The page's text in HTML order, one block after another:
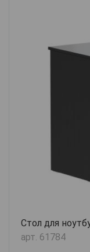
Стол для
арт. 61784